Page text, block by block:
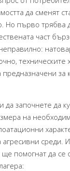
да сменят
Но първо трябва
част
техническите
предназначени за
да започнете да
на
агресивни среди.
ще помогнат да се